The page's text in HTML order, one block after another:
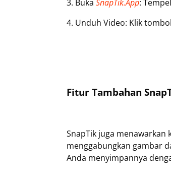
3. Buka SnapTik.App:
4. Unduh Video: Klik
Fitur Tambahan
SnapTik juga
menggabungkan gambar
Anda menyimpannya